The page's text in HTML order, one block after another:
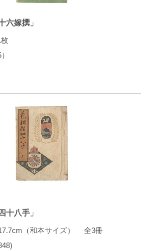
六嫁撰」
十八手」
（和本サイズ） 全3冊